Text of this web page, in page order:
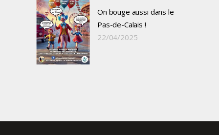
On bouge aussi dans le
Pas-de-Calais !
22/04/2025